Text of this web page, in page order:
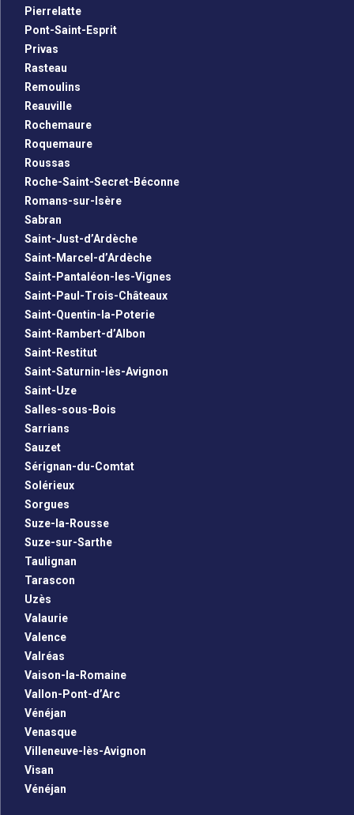
Pierrelatte
Pont-Saint-Esprit
Privas
Rasteau
Remoulins
Reauville
Rochemaure
Roquemaure
Roussas
Roche-Saint-Secret-Béconne
Romans-sur-Isère
Sabran
Saint-Just-d’Ardèche
Saint-Marcel-d’Ardèche
Saint-Pantaléon-les-Vignes
Saint-Paul-Trois-Châteaux
Saint-Quentin-la-Poterie
Saint-Rambert-d’Albon
Saint-Restitut
Saint-Saturnin-lès-Avignon
Saint-Uze
Salles-sous-Bois
Sarrians
Sauzet
Sérignan-du-Comtat
Solérieux
Sorgues
Suze-la-Rousse
Suze-sur-Sarthe
Taulignan
Tarascon
Uzès
Valaurie
Valence
Valréas
Vaison-la-Romaine
Vallon-Pont-d’Arc
Vénéjan
Venasque
Villeneuve-lès-Avignon
Visan
Vénéjan